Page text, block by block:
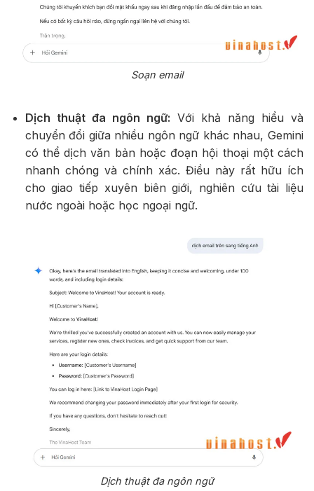
Soạn email
Dịch thuật đa ngôn ngữ: Với khả năng hiểu và
chuyển đổi giữa nhiều ngôn ngữ khác nhau, Gemini
có thể dịch văn bản hoặc đoạn hội thoại một cách
nhanh chóng và chính xác. Điều này rất hữu ích
cho giao tiếp xuyên biên giới, nghiên cứu tài liệu
nước ngoài hoặc học ngoại ngữ.
Dịch thuật đa ngôn ngữ